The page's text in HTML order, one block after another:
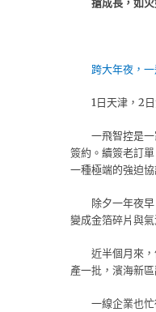
搶成長，如
跨大年夜，
1日天津，2
一飛智控是
簽約。續簽老訂
一種極端的強迫
除夕一年夜
變成金箔碎片與
近半個月來
產一批，濱海新
一線企業也